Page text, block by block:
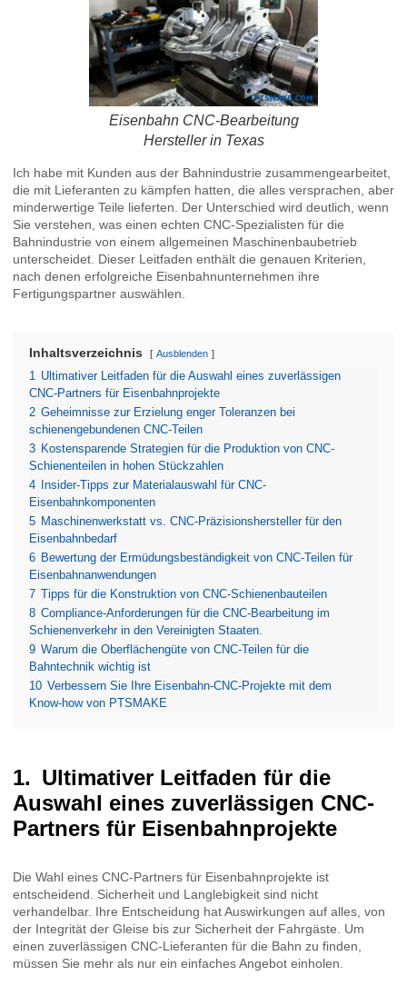
Eisenbahn CNC-Bearbeitung
Hersteller in Texas
Ich habe mit Kunden aus der Bahnindustrie zusammengearbeitet,
die mit Lieferanten zu kämpfen hatten, die alles versprachen, aber
minderwertige Teile lieferten. Der Unterschied wird deutlich, wenn
Sie verstehen, was einen echten CNC-Spezialisten für die
Bahnindustrie von einem allgemeinen Maschinenbaubetrieb
unterscheidet. Dieser Leitfaden enthält die genauen Kriterien,
nach denen erfolgreiche Eisenbahnunternehmen ihre
Fertigungspartner auswählen.
Inhaltsverzeichnis Ausblenden
1 Ultimativer Leitfaden für die Auswahl eines zuverlässigen
CNC-Partners für Eisenbahnprojekte
2 Geheimnisse zur Erzielung enger Toleranzen bei
schienengebundenen CNC-Teilen
3 Kostensparende Strategien für die Produktion von CNC-
Schienenteilen in hohen Stückzahlen
4
Insider-Tipps zur Materialauswahl für CNC-
Eisenbahnkomponenten
5 Maschinenwerkstatt vs. CNC-Präzisionshersteller für den
Eisenbahnbedarf
6 Bewertung der Ermüdungsbeständigkeit von CNC-Teilen für
Eisenbahnanwendungen
7 Tipps für die Konstruktion von CNC-Schienenbauteilen
8 Compliance-Anforderungen für die CNC-Bearbeitung im
Schienenverkehr in den Vereinigten Staaten.
9 Warum die Oberflächengüte von CNC-Teilen für die
Bahntechnik wichtig ist
10 Verbessern Sie Ihre Eisenbahn-CNC-Projekte mit dem
Know-how von PTSMAKE
Ultimativer Leitfaden für die
Auswahl eines zuverlässigen CNC-
Partners für Eisenbahnprojekte
Die Wahl eines CNC-Partners für Eisenbahnprojekte ist
entscheidend. Sicherheit und Langlebigkeit sind nicht
verhandelbar. Ihre Entscheidung hat Auswirkungen auf alles, von
der Integrität der Gleise bis zur Sicherheit der Fahrgäste. Um
einen zuverlässigen CNC-Lieferanten für die Bahn zu finden,
müssen Sie mehr als nur ein einfaches Angebot einholen.